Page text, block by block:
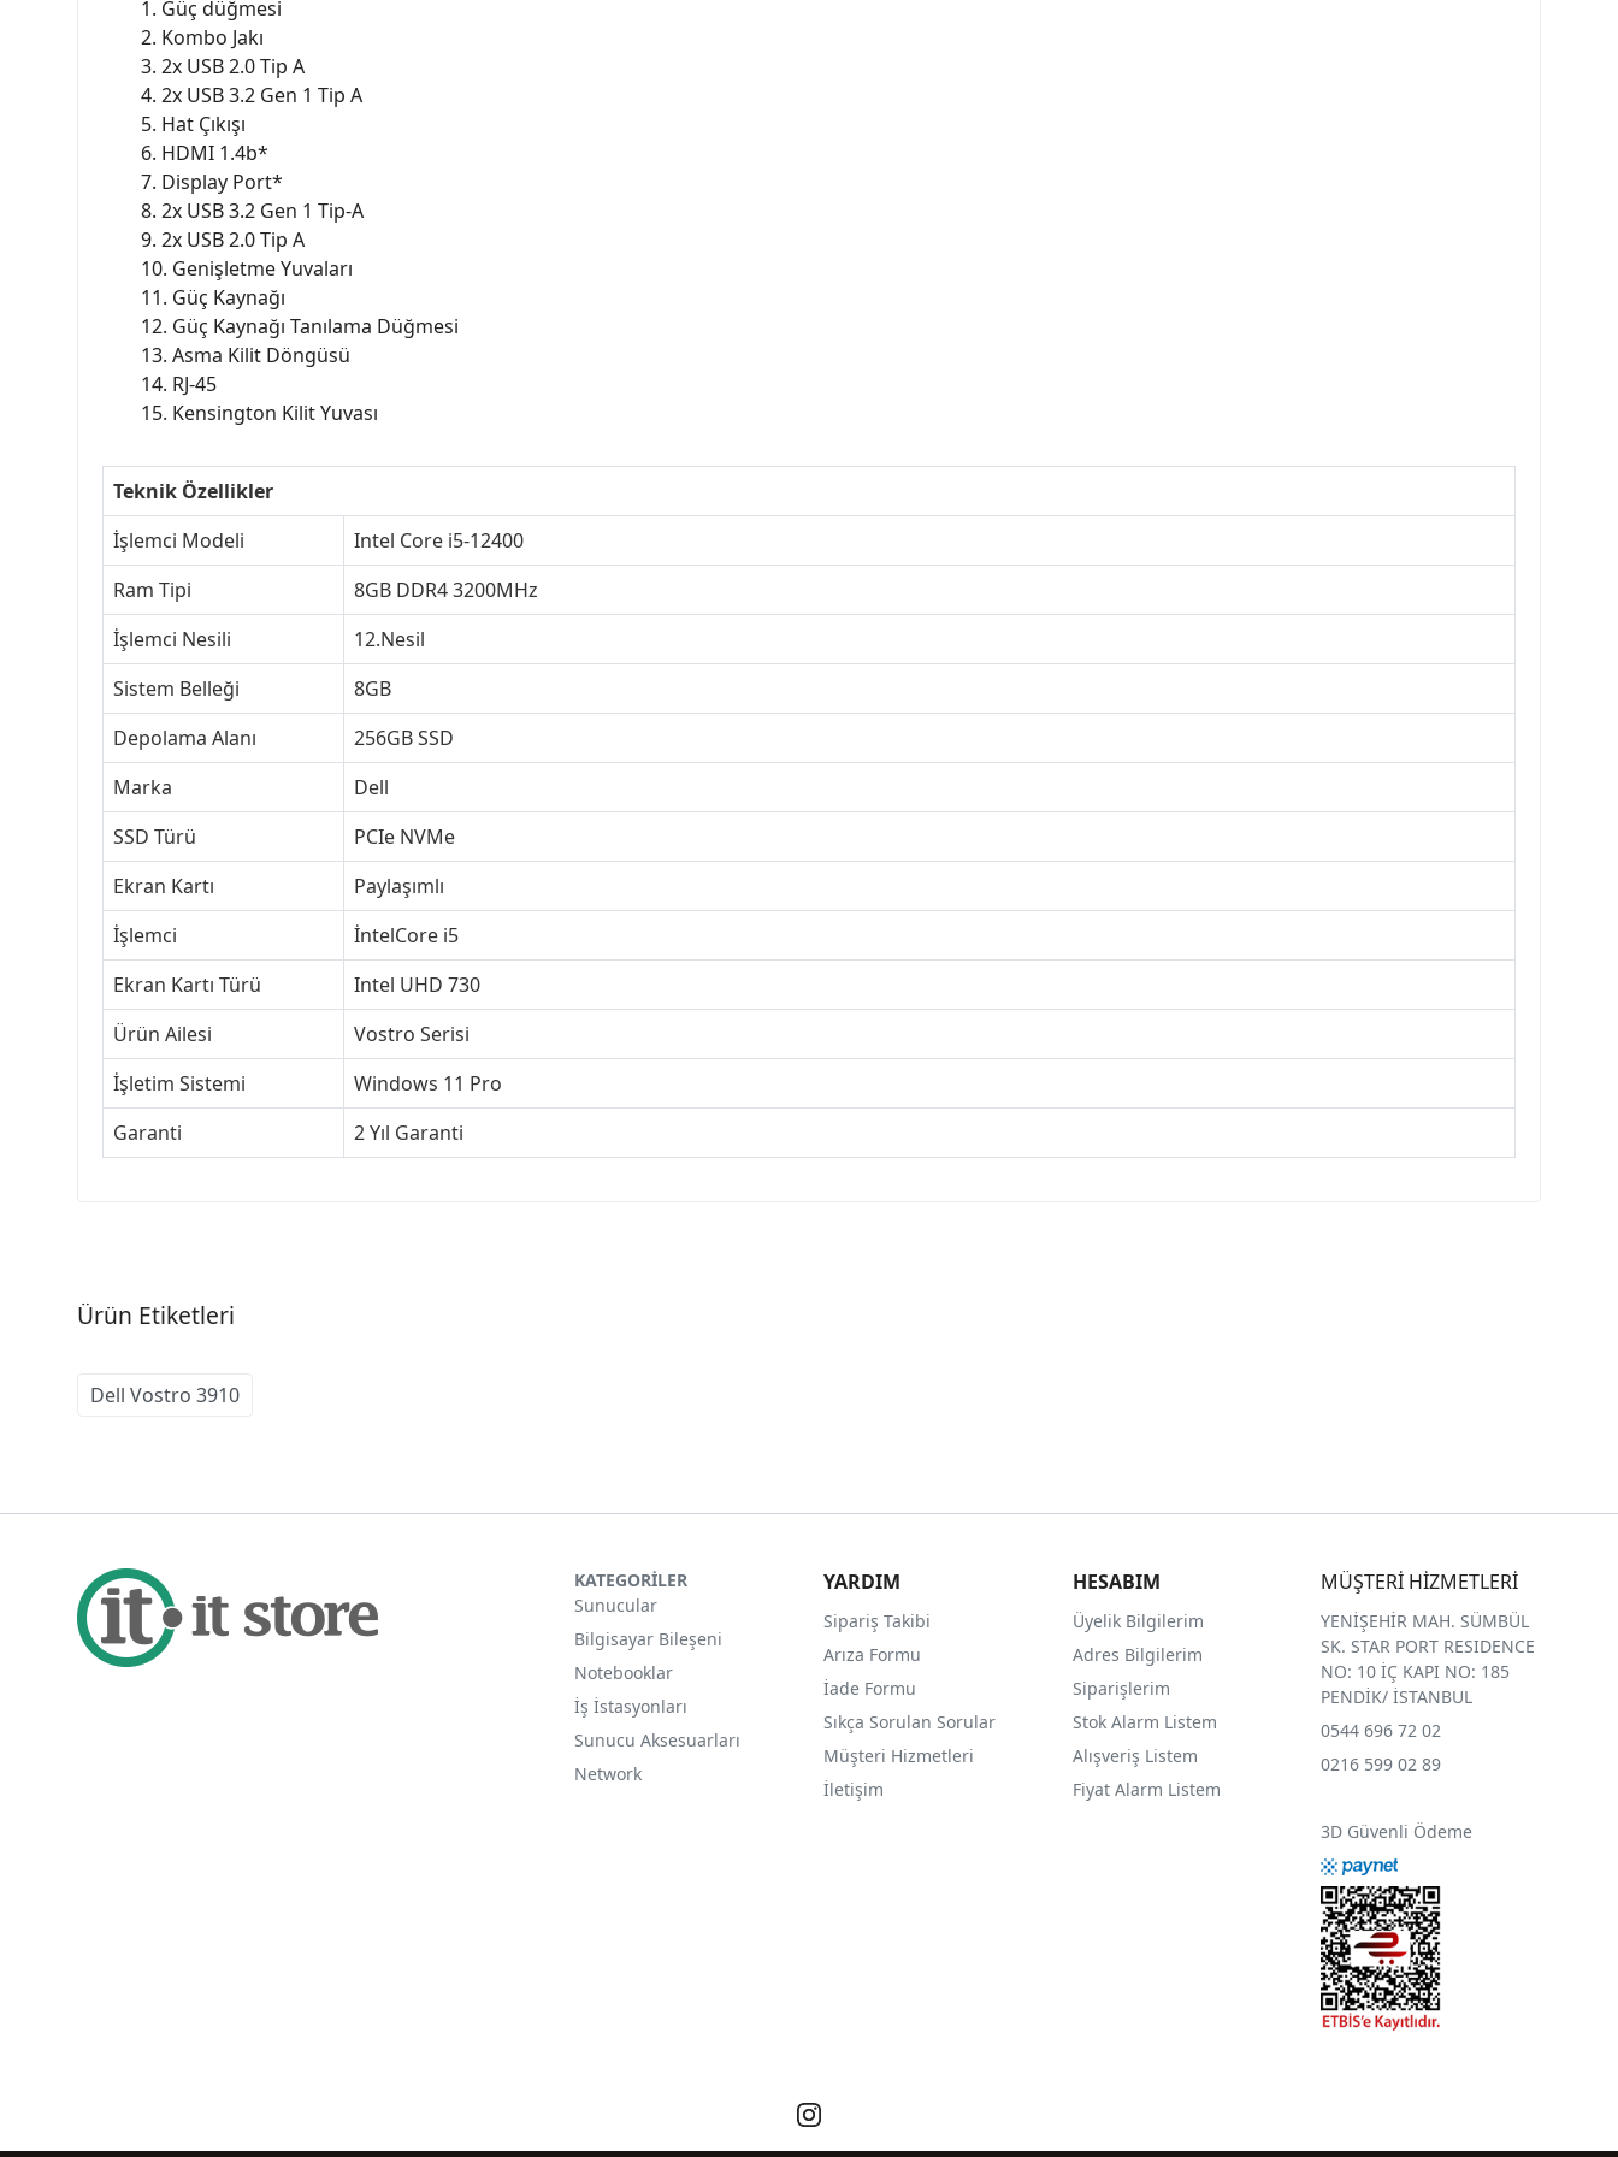
1. Güç düğmesi
2. Kombo Jakı
3. 2x USB 2.0 Tip A
4. 2x USB 3.2 Gen 1 Tip A
5. Hat Çıkışı
6. HDMI 1.4b*
7. Display Port*
8. 2x USB 3.2 Gen 1 Tip-A
9. 2x USB 2.0 Tip A
10. Genişletme Yuvaları
11. Güç Kaynağı
12. Güç Kaynağı Tanılama Düğmesi
13. Asma Kilit Döngüsü
14. RJ-45
15. Kensington Kilit Yuvası
Teknik Özellikler
İşlemci Modeli
Intel Core i5-12400
Ram Tipi
8GB DDR4 3200MHz
İşlemci Nesili
12.Nesil
Sistem Belleği
8GB
Depolama Alanı
256GB SSD
Marka
Dell
SSD Türü
PCIe NVMe
Ekran Kartı
Paylaşımlı
İşlemci
İntelCore i5
Ekran Kartı Türü
Intel UHD 730
Ürün Ailesi
Vostro Serisi
İşletim Sistemi
Windows 11 Pro
Garanti
2 Yıl Garanti
Ürün Etiketleri
Dell Vostro 3910
KATEGORİLER
Sunucular
Bilgisayar Bileşeni
Notebooklar
İş İstasyonları
Sunucu Aksesuarları
Network
YARDIM
Sipariş Takibi
Arıza Formu
İade Formu
Sıkça Sorulan Sorular
Müşteri Hizmetleri
İletişim
HESABIM
Üyelik Bilgilerim
Adres Bilgilerim
Siparişlerim
Stok Alarm Listem
Alışveriş Listem
Fiyat Alarm Listem
MÜŞTERİ HİZMETLERİ
YENİŞEHİR MAH. SÜMBÜL
SK. STAR PORT RESIDENCE
NO: 10 İÇ KAPI NO: 185
PENDİK/ İSTANBUL
0544 696 72 02
0216 599 02 89
3D Güvenli Ödeme